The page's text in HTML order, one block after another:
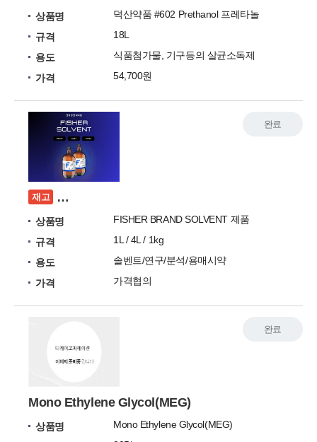
상품명
덕산약품 #602 Prethanol 프레타놀
규격
18L
용도
식품첨가물, 기구등의 살균소독제
가격
54,700원
재고 [프로모션]FISHER BRAND SOLVENT 국내 최
상품명
FISHER BRAND SOLVENT 제품
규격
1L / 4L / 1kg
용도
솔벤트/연구/분석/용매시약
가격
가격협의
완료
Mono Ethylene Glycol(MEG)
상품명
Mono Ethylene Glycol(MEG)
완료